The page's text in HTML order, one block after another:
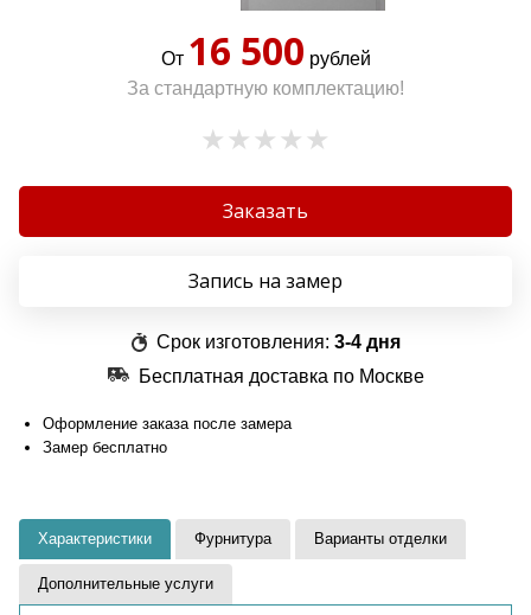
От 16 500 рублей
За стандартную комплектацию!
Заказать
Запись на замер
Срок изготовления: 3-4 дня
Бесплатная доставка по Москве
Оформление заказа после замера
Замер бесплатно
Характеристики Фурнитура Варианты отделки
Дополнительные услуги